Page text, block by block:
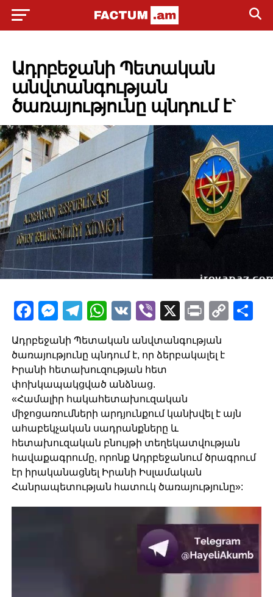
Ադրբեջանի Պետական
անվտանգության
ծառայությունը պնդում է`
Facebook
Messenger
Telegram
WhatsApp
VKViber
X PrintCopy
Ադրբեջանի Պետական անվտանգության
ծառայությունը պնդում է, որ ձերբակալել է
Իրանի հետախուզության հետ
փոխկապակցված անձնաց.
«Համալիր հակահետախուզական
միջոցառումների արդյունքում կանխվել է այն
ահաբեկչական սադրանքները և
հետախուզական բնույթի տեղեկատվության
հավաքագրումը, որոնք Ադրբեջանում ծրագրում
էր իրականացնել Իրանի Իսլամական
Հանրապետության հատուկ ծառայությունը»: